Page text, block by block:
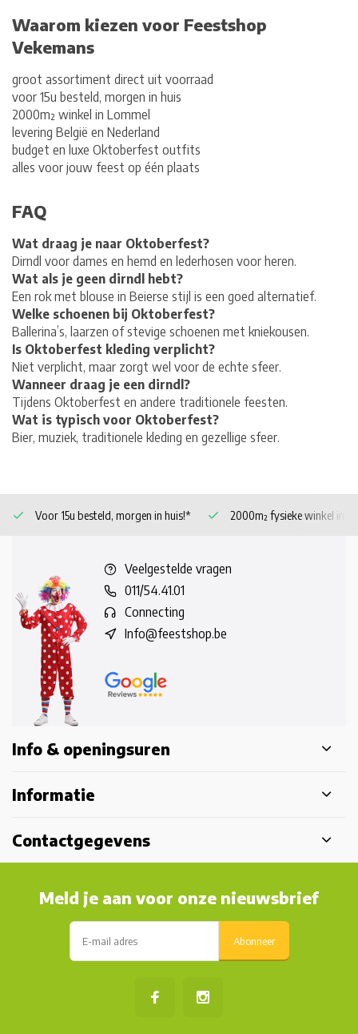
Waarom kiezen voor Feestshop
Vekemans
groot assortiment direct uit voorraad
voor 15u besteld, morgen in huis
2000m² winkel in Lommel
levering België en Nederland
budget en luxe Oktoberfest outfits
alles voor jouw feest op één plaats
FAQ
Wat draag je naar Oktoberfest?
Dirndl voor dames en hemd en lederhosen voor heren.
Wat als je geen dirndl hebt?
Een rok met blouse in Beierse stijl is een goed alternatief.
Welke schoenen bij Oktoberfest?
Ballerina’s, laarzen of stevige schoenen met kniekousen.
Is Oktoberfest kleding verplicht?
Niet verplicht, maar zorgt wel voor de echte sfeer.
Wanneer draag je een dirndl?
Tijdens Oktoberfest en andere traditionele feesten.
Wat is typisch voor Oktoberfest?
Bier, muziek, traditionele kleding en gezellige sfeer.
Voor 15u besteld, morgen in huis!* 2000m² fysieke winkel in
Veelgestelde vragen
011/54.41.01
Connecting
Info@feestshop.be
Info & openingsuren
Informatie
Contactgegevens
Meld je aan voor onze nieuwsbrief
Abonneer